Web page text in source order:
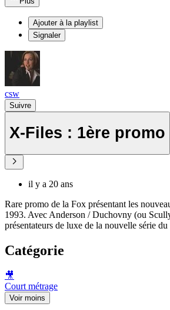
Ajouter à la playlist
Signaler
csw
Suivre
X-Files : 1ère promo
il y a 20 ans
Rare promo de la Fox présentant les
1993. Avec Anderson / Duchovny (ou
présentateurs de luxe de la nouvelle série
Catégorie
🎥
Court métrage
Voir moins